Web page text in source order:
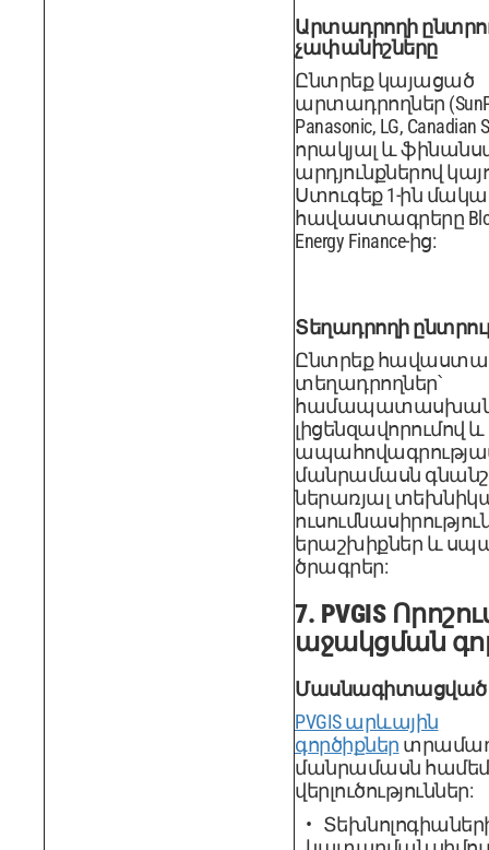
Արտադրողի
չափանիշները
Ընտրեք կայացած
արտադրողներ
Panasonic, LG, Canadian
որակյալ և
արդյունքներով
Ստուգեք 1-ին
հավաստագրերը
Energy Finance-ից:
Տեղադրողի
Ընտրեք
տեղադրողներ՝
լիցենզավորումով և
մանրամասն
ներառյալ
երաշխիքներ և
ծրագրեր:
7. PVGIS
աջակցման
Մասնագիտացված
PVGIS արևային
գործիքներ
մանրամասն
վերլուծություններ: